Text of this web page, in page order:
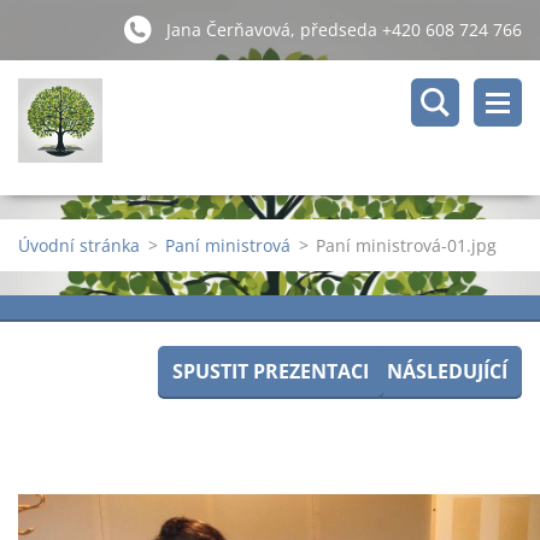
Jana Čerňavová, předseda +420 608 724 766
Úvodní stránka > Paní ministrová > Paní ministrová-01.jpg
SPUSTIT PREZENTACI NÁSLEDUJÍCÍ